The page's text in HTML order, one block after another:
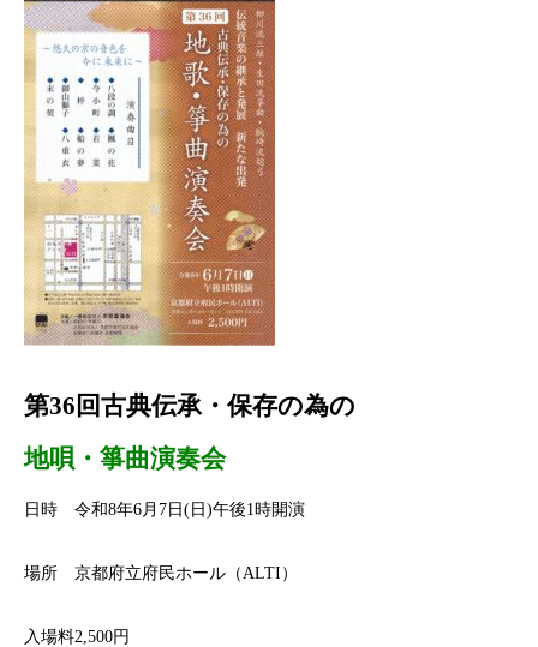
第36回古典伝承・保存の為の
地唄・箏曲演奏会
日時 令和8年6月7日(日)午後1時開演
場所 京都府立府民ホール（ALTI）
入場料2,500円